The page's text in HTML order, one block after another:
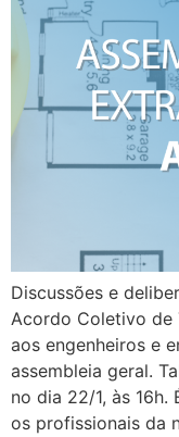
Discussões e
Acordo Coletivo de
aos engenheiros e
assembleia geral.
no dia 22/1, às
os profissionais da